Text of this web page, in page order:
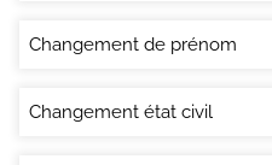
Changement de prénom
Changement état civil